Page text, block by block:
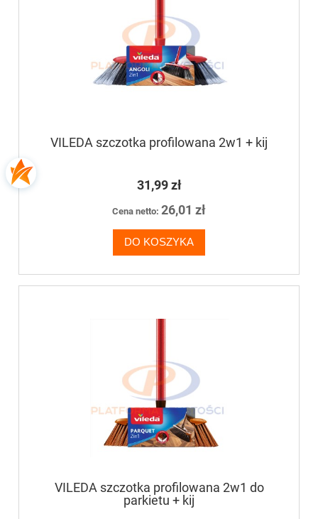
VILEDA szczotka profilowana 2w1 + kij
31,99 zł
Cena netto: 26,01 zł
DO KOSZYKA
VILEDA szczotka profilowana 2w1 do
parkietu + kij